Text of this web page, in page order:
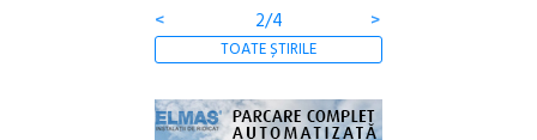
< 2/4 >
TOATE ȘTIRILE